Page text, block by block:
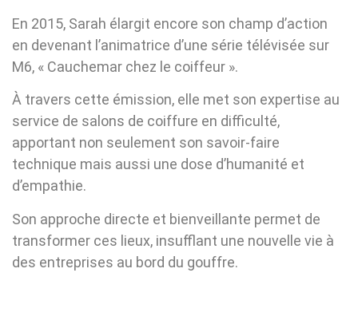
En 2015, Sarah élargit encore son champ d’action
en devenant l’animatrice d’une série télévisée sur
M6, « Cauchemar chez le coiffeur ».
À travers cette émission, elle met son expertise au
service de salons de coiffure en difficulté,
apportant non seulement son savoir-faire
technique mais aussi une dose d’humanité et
d’empathie.
Son approche directe et bienveillante permet de
transformer ces lieux, insufflant une nouvelle vie à
des entreprises au bord du gouffre.